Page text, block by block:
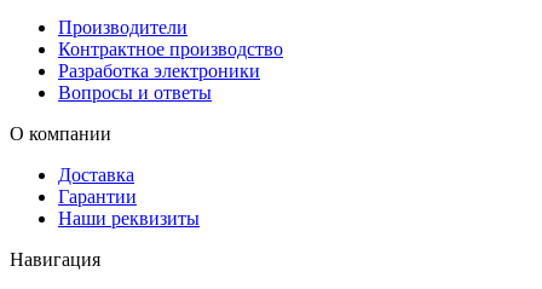
Производители
Контрактное производство
Разработка электроники
Вопросы и ответы
О компании
Доставка
Гарантии
Наши реквизиты
Навигация